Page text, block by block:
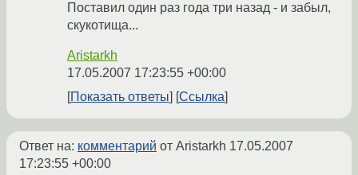
Поставил один раз года три назад - и забыл,
скукотища...
Aristarkh
17.05.2007 17:23:55 +00:00
Показать ответы
Ссылка
Ответ на: комментарий от Aristarkh 17.05.2007
17:23:55 +00:00